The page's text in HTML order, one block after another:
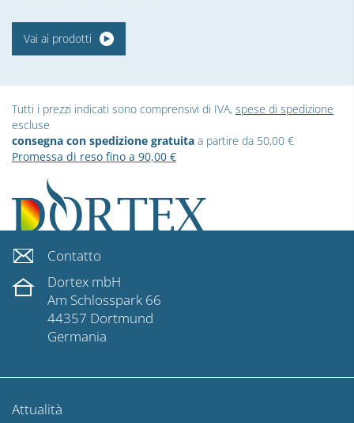
Vai ai prodotti
Tutti i prezzi indicati sono comprensivi di IVA, spese di spedizione
escluse
consegna con spedizione gratuita a partire da 50,00 €
Promessa di reso fino a 90,00 €
Contatto
Dortex mbH
Am Schlosspark 66
44357 Dortmund
Germania
Attualità